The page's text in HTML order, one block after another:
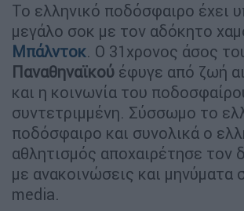
Το ελληνικό ποδόσφαιρο έχει
μεγάλο σοκ με τον αδόκητο
Μπάλντοκ. Ο 31χρονος άσος
Παναθηναϊκού έφυγε από ζωή
και η κοινωνία του
συντετριμμένη. Σύσσωμο το
ποδόσφαιρο και συνολικά ο
αθλητισμός αποχαιρέτησε τον
με ανακοινώσεις και μηνύματα
media.